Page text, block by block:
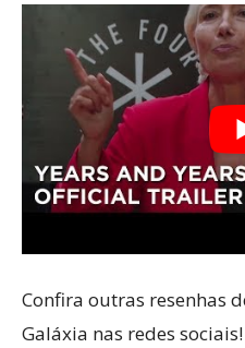
Confira outras resenhas
Galáxia nas redes sociais!